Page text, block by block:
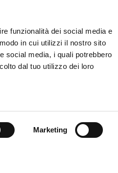
funzionalità dei social media e
in cui utilizzi il nostro sito
social media, i quali potrebbero
dal tuo utilizzo dei loro
Marketing